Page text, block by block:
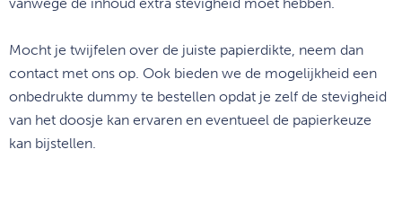
Mocht je twijfelen over de juiste papierdikte, neem dan
contact met ons op. Ook bieden we de mogelijkheid een
onbedrukte dummy te bestellen opdat je zelf de stevigheid
van het doosje kan ervaren en eventueel de papierkeuze
kan bijstellen.